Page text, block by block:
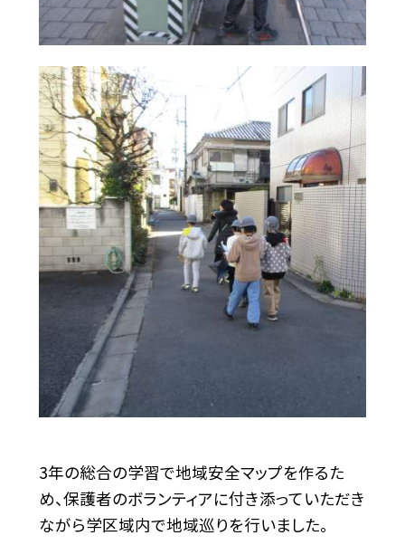
3年の総合の学習で地域安全マップを作るた
め、保護者のボランティアに付き添っていただき
ながら学区域内で地域巡りを行いました。